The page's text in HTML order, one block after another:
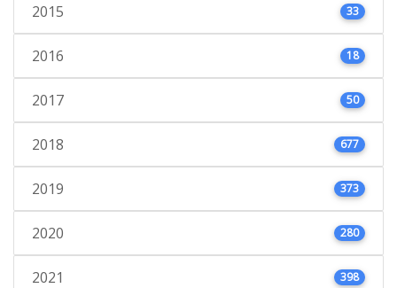
2015 33
2016 18
2017 50
2018 677
2019 373
2020 280
2021 398